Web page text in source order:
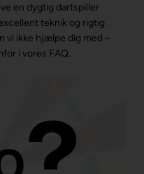
en dygtig dartspiller
teknik og rigtig
vi ikke hjælpe dig med –
i vores FAQ.